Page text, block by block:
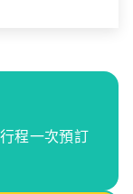
程一次預訂